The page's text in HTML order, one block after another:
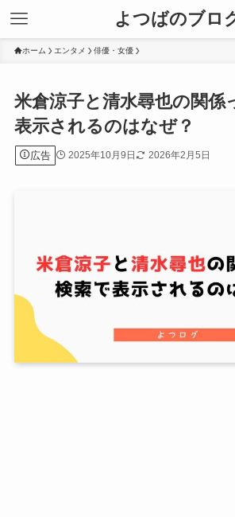
よつばのブロ
ホーム エンタメ 俳優・女優
米倉涼子と清水尋也の関係
表示されるのはなぜ？
広告 2025年10月9日 2026年2月5日